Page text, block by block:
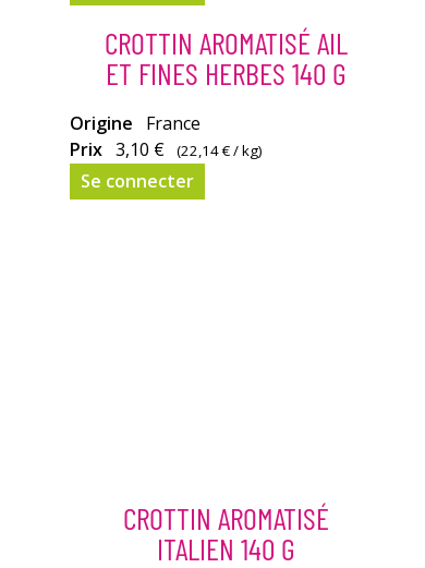
CROTTIN AROMATISÉ AIL
ET FINES HERBES 140 G
Un
fromage
plein de
saveurs.
Origine
France
Prix 3,10 € (22,14 €/ kg)
Se connecter
CROTTIN AROMATISÉ
ITALIEN 140 G